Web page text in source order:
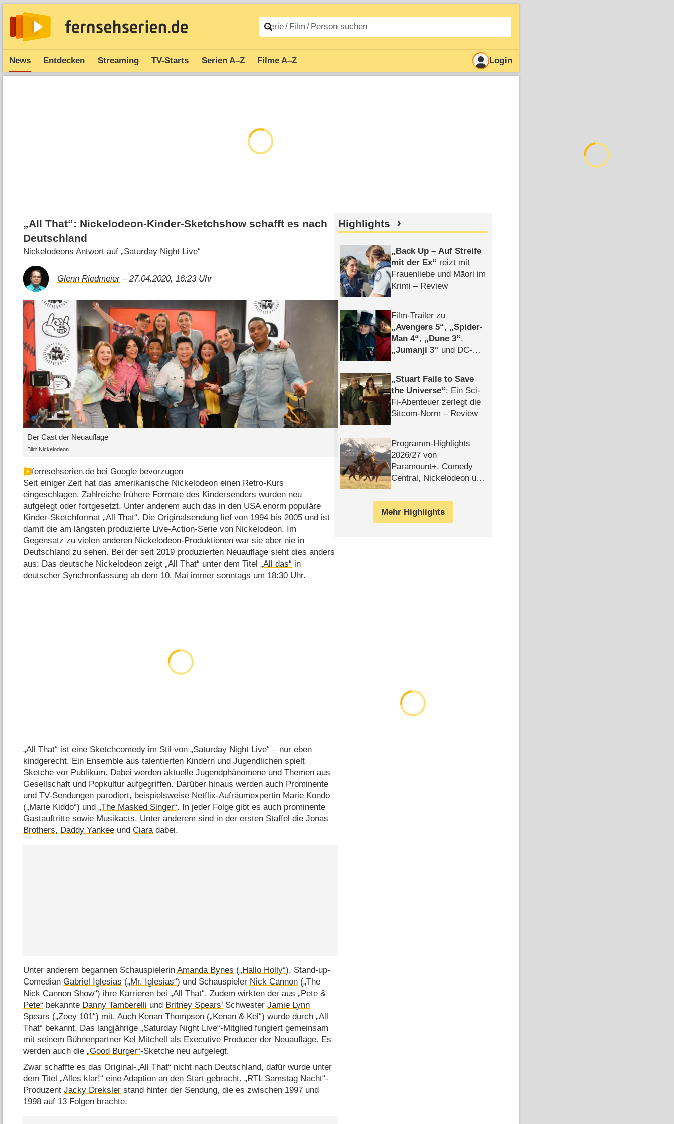
News Entdecken Streaming TV-Starts Serien A–Z Filme A–Z Login
„All That“: Nickelodeon-Kinder-Sketchshow schafft es nach
Deutschland
Nickelodeons Antwort auf „Saturday Night Live“
Glenn Riedmeier– 27.04.2020, 16:23 Uhr
Der Cast der Neuauflage
Bild: Nickelodeon
fernsehserien.de bei Google bevorzugen
Seit einiger Zeit hat das amerikanische Nickelodeon einen Retro-Kurs
eingeschlagen. Zahlreiche frühere Formate des Kindersenders wurden neu
aufgelegt oder fortgesetzt. Unter anderem auch das in den USA enorm populäre
Kinder-Sketchformat„All That“. Die Originalsendung lief von 1994 bis 2005 und ist
damit die am längsten produzierte Live-Action-Serie von Nickelodeon. Im
Gegensatz zu vielen anderen Nickelodeon-Produktionen war sie aber nie in
Deutschland zu sehen. Bei der seit 2019 produzierten Neuauflage sieht dies anders
aus: Das deutsche Nickelodeon zeigt „All That“ unter dem Titel„All das“ in
deutscher Synchronfassung ab dem 10. Mai immer sonntags um 18:30 Uhr.
„All That“ ist eine Sketchcomedy im Stil von„Saturday Night Live“ – nur eben
kindgerecht. Ein Ensemble aus talentierten Kindern und Jugendlichen spielt
Sketche vor Publikum. Dabei werden aktuelle Jugendphänomene und Themen aus
Gesellschaft und Popkultur aufgegriffen. Darüber hinaus werden auch Prominente
und TV-Sendungen parodiert, beispielsweise Netflix-Aufräumexpertin Marie Kondō
(„Marie Kiddo“) und„The Masked Singer“. In jeder Folge gibt es auch prominente
Gastauftritte sowie Musikacts. Unter anderem sind in der ersten Staffel dieJonas
Brothers, Daddy Yankee und Ciara dabei.
Unter anderem begannen SchauspielerinAmanda Bynes („Hallo Holly“), Stand-up-
Comedian Gabriel Iglesias („Mr. Iglesias“) und Schauspieler Nick Cannon („The
Nick Cannon Show“) ihre Karrieren bei „All That“. Zudem wirkten der aus„Pete &
Pete“ bekannte Danny Tamberelli und Britney Spears’ SchwesterJamie Lynn
Spears („Zoey 101“) mit. Auch Kenan Thompson („Kenan & Kel“) wurde durch „All
That“ bekannt. Das langjährige „Saturday Night Live“-Mitglied fungiert gemeinsam
mit seinem Bühnenpartner Kel Mitchell als Executive Producer der Neuauflage. Es
werden auch die„Good Burger“-Sketche neu aufgelegt.
Zwar schaffte es das Original-„All That“ nicht nach Deutschland, dafür wurde unter
dem Titel„Alles klar!“ eine Adaption an den Start gebracht.„RTL Samstag Nacht“-
ProduzentJacky Dreksler stand hinter der Sendung, die es zwischen 1997 und
1998 auf 13 Folgen brachte.
Highlights
Back Up – Auf Streife
mit der Ex
reizt mit
Frauenliebe und Māori im
Krimi – Review
Film-Trailer zu
Avengers 5 ,
Spider-
Man 4 , Dune 3 ,
Jumanji 3
und DC-
Stuart Fails to Save
the Universe : Ein Sci-
Fi-Abenteuer zerlegt die
Sitcom-Norm – Review
Programm-Highlights
2026/​27 von
Paramount+, Comedy
Central, Nickelodeon und
Mehr Highlights